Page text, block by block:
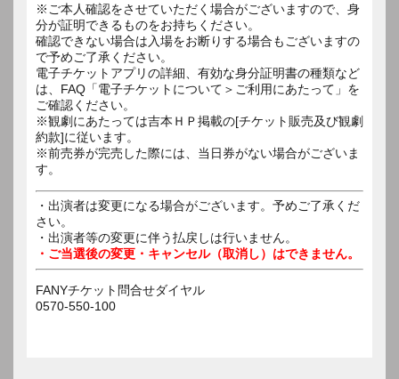
※ご本人確認をさせていただく場合がございますので、身
分が証明できるものをお持ちください。
確認できない場合は入場をお断りする場合もございますの
で予めご了承ください。
電子チケットアプリの詳細、有効な身分証明書の種類など
は、FAQ「電子チケットについて＞ご利用にあたって」を
ご確認ください。
※観劇にあたっては吉本ＨＰ掲載の[チケット販売及び観劇
約款]に従います。
※前売券が完売した際には、当日券がない場合がございま
す。
・出演者は変更になる場合がございます。予めご了承くだ
さい。
・出演者等の変更に伴う払戻しは行いません。
・ご当選後の変更・キャンセル（取消し）はできません。
FANYチケット問合せダイヤル
0570-550-100